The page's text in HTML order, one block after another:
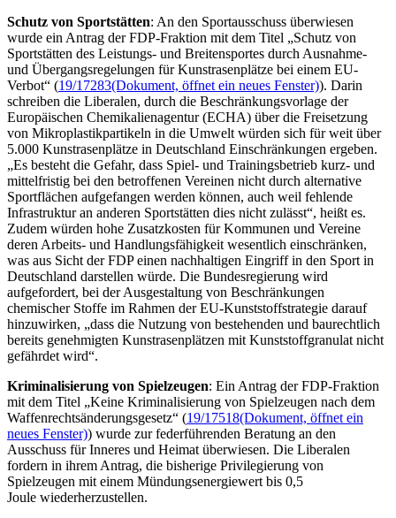
Schutz von Sportstätten: An den Sportausschuss überwiesen
wurde ein Antrag der FDP-Fraktion mit dem Titel „Schutz von
Sportstätten des Leistungs- und Breitensportes durch Ausnahme-
und Übergangsregelungen für Kunstrasenplätze bei einem EU-
Verbot“ (19/17283(Dokument, öffnet ein neues Fenster)). Darin
schreiben die Liberalen, durch die Beschränkungsvorlage der
Europäischen Chemikalienagentur (ECHA) über die Freisetzung
von Mikroplastikpartikeln in die Umwelt würden sich für weit über
5.000 Kunstrasenplätze in Deutschland Einschränkungen ergeben.
„Es besteht die Gefahr, dass Spiel- und Trainingsbetrieb kurz- und
mittelfristig bei den betroffenen Vereinen nicht durch alternative
Sportflächen aufgefangen werden können, auch weil fehlende
Infrastruktur an anderen Sportstätten dies nicht zulässt“, heißt es.
Zudem würden hohe Zusatzkosten für Kommunen und Vereine
deren Arbeits- und Handlungsfähigkeit wesentlich einschränken,
was aus Sicht der FDP einen nachhaltigen Eingriff in den Sport in
Deutschland darstellen würde. Die Bundesregierung wird
aufgefordert, bei der Ausgestaltung von Beschränkungen
chemischer Stoffe im Rahmen der EU-Kunststoffstrategie darauf
hinzuwirken, „dass die Nutzung von bestehenden und baurechtlich
bereits genehmigten Kunstrasenplätzen mit Kunststoffgranulat nicht
gefährdet wird“.
Kriminalisierung von Spielzeugen: Ein Antrag der FDP-Fraktion
mit dem Titel „Keine Kriminalisierung von Spielzeugen nach dem
Waffenrechtsänderungsgesetz“ (19/17518(Dokument, öffnet ein
neues Fenster)) wurde zur federführenden Beratung an den
Ausschuss für Inneres und Heimat überwiesen. Die Liberalen
fordern in ihrem Antrag, die bisherige Privilegierung von
Spielzeugen mit einem Mündungsenergiewert bis 0,5
Joule wiederherzustellen.